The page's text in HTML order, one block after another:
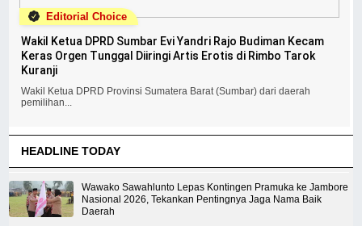
Editorial Choice
Wakil Ketua DPRD Sumbar Evi Yandri Rajo Budiman Kecam
Keras Orgen Tunggal Diiringi Artis Erotis di Rimbo Tarok
Kuranji
Wakil Ketua DPRD Provinsi Sumatera Barat (Sumbar) dari daerah
pemilihan...
HEADLINE TODAY
Wawako Sawahlunto Lepas Kontingen Pramuka ke Jambore
Nasional 2026, Tekankan Pentingnya Jaga Nama Baik
Daerah